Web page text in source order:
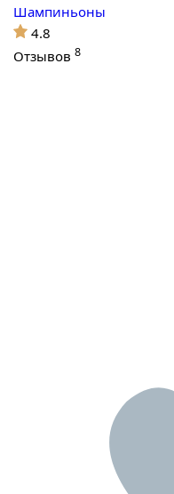
Шампиньоны
4.8
Отзывов 8